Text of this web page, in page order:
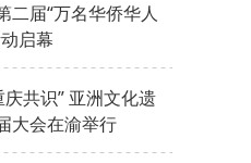
二届“万名华侨华人
启幕
共识” 亚洲文化遗
大会在渝举行